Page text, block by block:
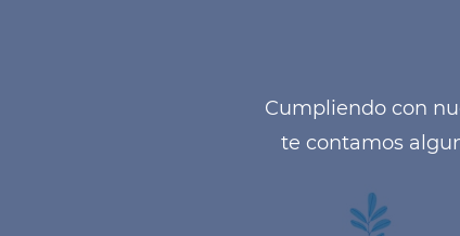
Cumpliendo con
te contamos